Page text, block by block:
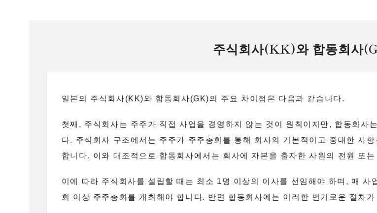
주식회사(KK)와 합동회사
일본의 주식회사(KK)와 합동회사(GK)의 주요 차이점은 다음과 같습니다.
첫째, 주식회사는 주주가 직접 사업을 경영하지 않는 것이 원칙이지만, 합동회사
다. 주식회사 구조에서는 주주가 주주총회를 통해 회사의 기본적이고 중대한 사
합니다. 이와 대조적으로 합동회사에서는 회사에 자본을 출자한 사원의 전원 또
이에 따라 주식회사를 설립할 때는 최소 1명 이상의 이사를 선임해야 하며, 매
회 이상 주주총회를 개최해야 합니다. 반면 합동회사에는 이러한 번거로운 절차